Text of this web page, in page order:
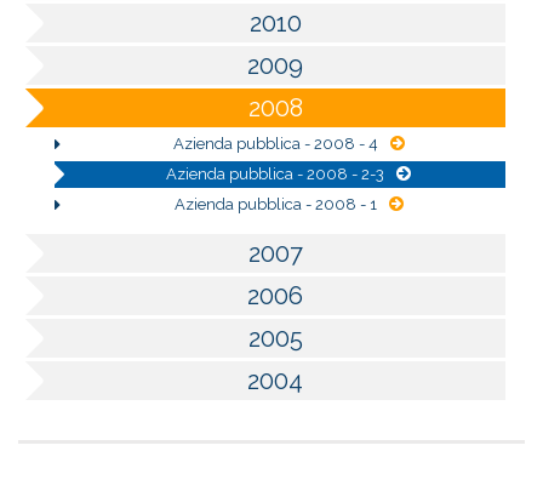
2010
2009
2008
Azienda pubblica - 2008 - 4
Azienda pubblica - 2008 - 2-3
Azienda pubblica - 2008 - 1
2007
2006
2005
2004